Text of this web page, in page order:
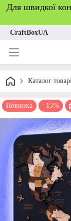
Для швидкої
CraftBoxUA
Каталог
Новинка –15%